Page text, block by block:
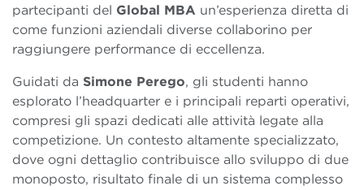
partecipanti del Global MBA un’esperienza diretta di
come funzioni aziendali diverse collaborino per
raggiungere performance di eccellenza.
Guidati da Simone Perego, gli studenti hanno
esplorato l’headquarter e i principali reparti operativi,
compresi gli spazi dedicati alle attività legate alla
competizione. Un contesto altamente specializzato,
dove ogni dettaglio contribuisce allo sviluppo di due
monoposto, risultato finale di un sistema complesso